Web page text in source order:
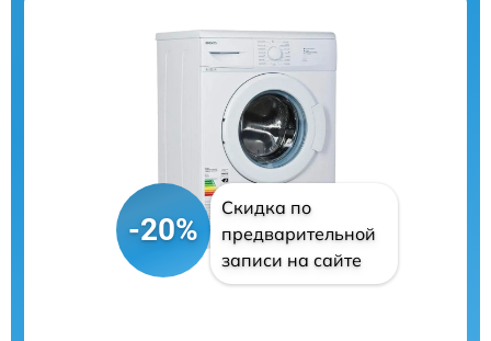
-20%
Скидка по
предварительной
записи на сайте